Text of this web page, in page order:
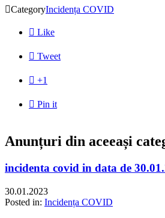
CategoryIncidența COVID
 Like
 Tweet
 +1
 Pin it
Anunțuri din aceeași
incidenta covid in data de
30.01.2023
Posted in: Incidența COVID